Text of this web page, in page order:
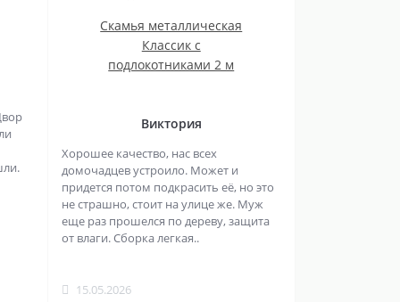
Скамья металлическая
Классик с
подлокотниками 2 м
Виктория
Хорошее качество, нас всех
домочадцев устроило. Может и
придется потом подкрасить её, но это
не страшно, стоит на улице же. Муж
еще раз прошелся по дереву, защита
от влаги. Сборка легкая..
15.05.2026